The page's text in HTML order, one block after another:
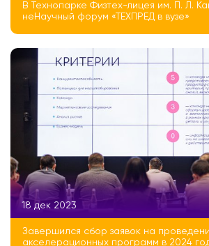
В Технопарке Физтех-лицея им. П. Л.
неНаучный форум «ТЕХПРЕД в вузе»
18 дек 2023
Завершился сбор заявок на
акселерационных программ в 2024